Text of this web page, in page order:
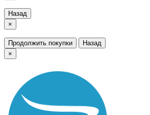
Назад
×
Продолжить покупки
Назад
×